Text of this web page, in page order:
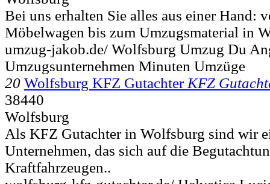
Bei uns erhalten Sie alles aus einer Hand:
Möbelwagen bis zum Umzugsmaterial in
umzug-jakob.de/ Wolfsburg Umzug Du
Umzugsunternehmen Minuten Umzüge
20 Wolfsburg KFZ Gutachter KFZ
38440
Wolfsburg
Als KFZ Gutachter in Wolfsburg sind wir
Unternehmen, das sich auf die
Kraftfahrzeugen..